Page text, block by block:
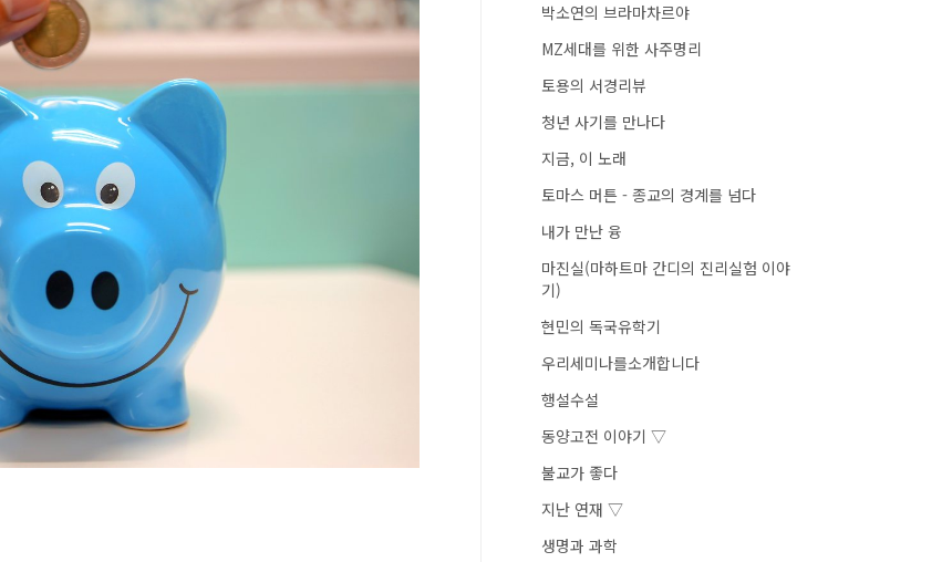
박소연의 브라마차르야
MZ세대를 위한 사주명리
토용의 서경리뷰
청년 사기를 만나다
지금, 이 노래
토마스 머튼 - 종교의 경계를 넘다
내가 만난 융
마진실(마하트마 간디의 진리실험 이야
기)
현민의 독국유학기
우리세미나를소개합니다
행설수설
동양고전 이야기 ▽
불교가 좋다
지난 연재 ▽
생명과 과학